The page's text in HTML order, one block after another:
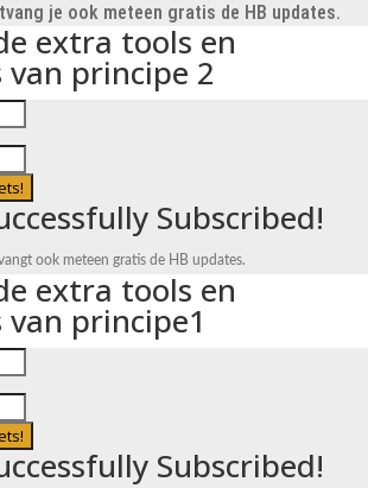
je ook meteen gratis de HB updates.
extra tools en
principe 2
Subscribed!
ook meteen gratis de HB updates.
extra tools en
principe1
Subscribed!